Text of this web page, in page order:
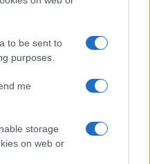
to be sent to
purposes.
me
storage
on web or
$4,205.78
$0.022